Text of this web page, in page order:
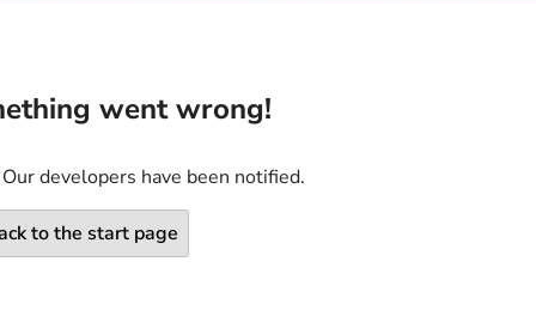
went wrong!
developers have been notified.
to the start page